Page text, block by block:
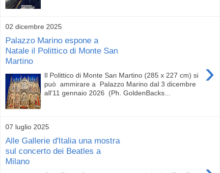
02 dicembre 2025
Palazzo Marino espone a
Natale il Polittico di Monte San
Martino
›
Il Polittico di Monte San Martino (285 x 227 cm) si
può ammirare a Palazzo Marino dal 3 dicembre
all'11 gennaio 2026 (Ph. GoldenBacks...
07 luglio 2025
Alle Gallerie d'Italia una mostra
sul concerto dei Beatles a
Milano